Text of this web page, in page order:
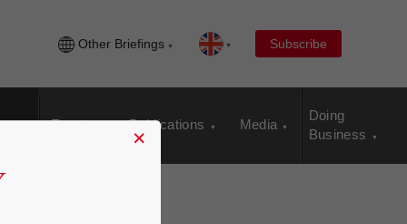
Other Briefings Subscribe
Events Publications Media
Doing
Business
×